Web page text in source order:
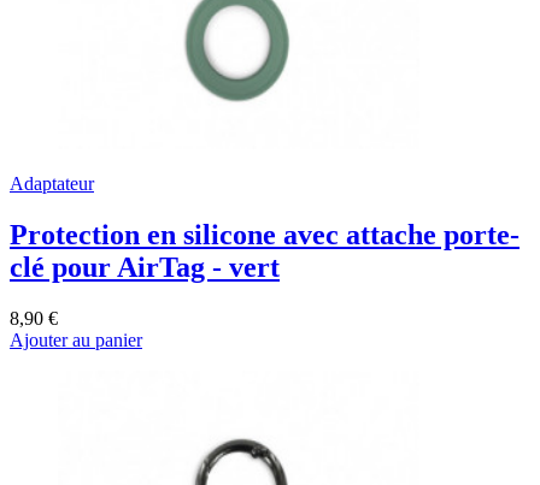
Adaptateur
Protection en silicone avec attache porte-
clé pour AirTag - vert
8,90 €
Ajouter au panier